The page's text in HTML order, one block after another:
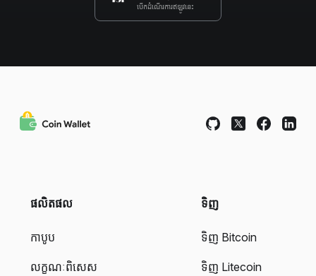
បើកដំណើរការឥឡូវនេះ
ផលិតផល
កាបូប
លក្ខណៈពិសេស
ទិញ
ទិញ Bitcoin
ទិញ Litecoin